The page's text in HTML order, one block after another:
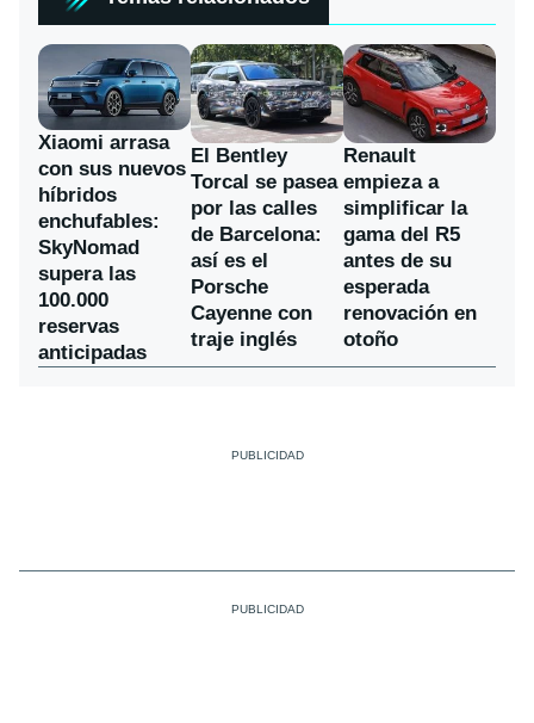
Xiaomi arrasa
con sus nuevos
híbridos
enchufables:
SkyNomad
supera las
100.000
reservas
anticipadas
El Bentley
Torcal se pasea
por las calles
de Barcelona:
así es el
Porsche
Cayenne con
traje inglés
Renault
empieza a
simplificar la
gama del R5
antes de su
esperada
renovación en
otoño